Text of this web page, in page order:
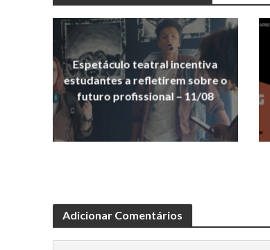
Espetáculo teatral incentiva
estudantes a refletirem sobre o
futuro profissional – 11/08
Adicionar Comentários